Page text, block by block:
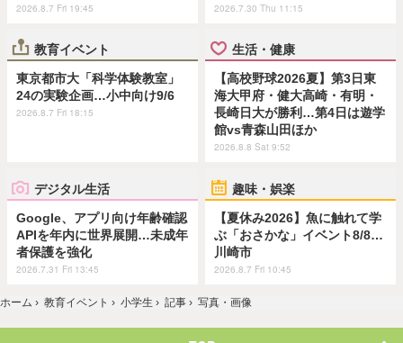
2026.8.7 Fri 19:45 2026.7.30 Thu 11:15
教育イベント
東京都市大「科学体験教室」
24の実験企画…小中向け9/6
2026.8.7 Fri 18:15
生活・健康
【高校野球2026夏】第3日東
海大甲府・健大高崎・有明・
長崎日大が勝利…第4日は遊学
館vs青森山田ほか
2026.8.8 Sat 9:52
デジタル生活
Google、アプリ向け年齢確認
APIを年内に世界展開…未成年
者保護を強化
2026.7.31 Fri 13:45
趣味・娯楽
【夏休み2026】魚に触れて学
ぶ「おさかな」イベント8/8…
川崎市
2026.8.7 Fri 10:45
ホーム › 教育イベント › 小学生 › 記事 › 写真・画像